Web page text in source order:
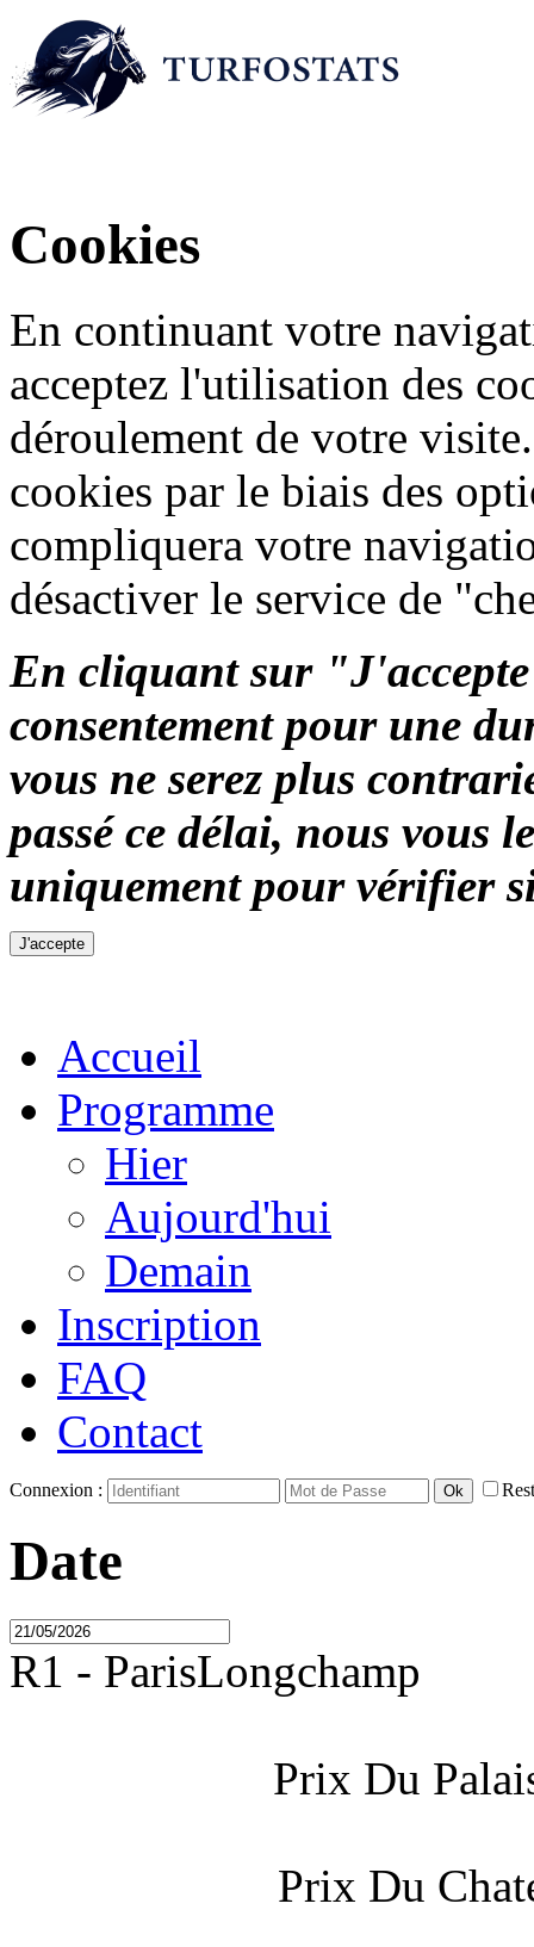
Cookies
En continuant votre
acceptez l'utilisation des
déroulement de votre
cookies par le biais des
compliquera votre
désactiver le service de
En cliquant sur
consentement pour une
vous ne serez plus
passé ce délai, nous vous
uniquement pour vérifier
Accueil
Programme
Hier
Aujourd'hui
Demain
Inscription
FAQ
Contact
Connexion :
Date
R1 - ParisLongchamp
Prix Du
Prix Du